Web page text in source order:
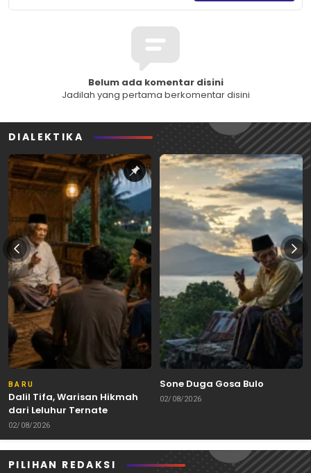
Belum ada komentar disini
Jadilah yang pertama berkomentar disini
DIALEKTIKA
BARU
Dalil Tifa, Warisan Hikmah
dari Leluhur Ternate
02/08/2026
Sone Duga Gosa Bulo
02/08/2026
PILIHAN REDAKSI